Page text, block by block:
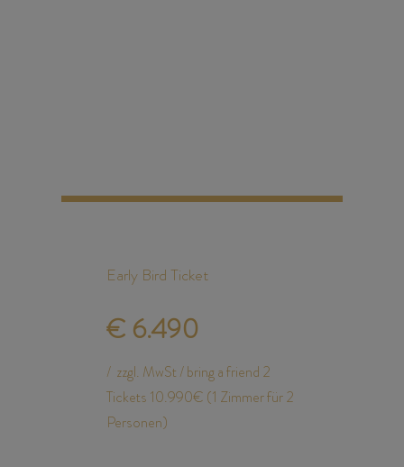
Early Bird Ticket
€ 6.490
zzgl. MwSt / bring a friend 2
Tickets 10.990€ (1 Zimmer für 2
Personen)